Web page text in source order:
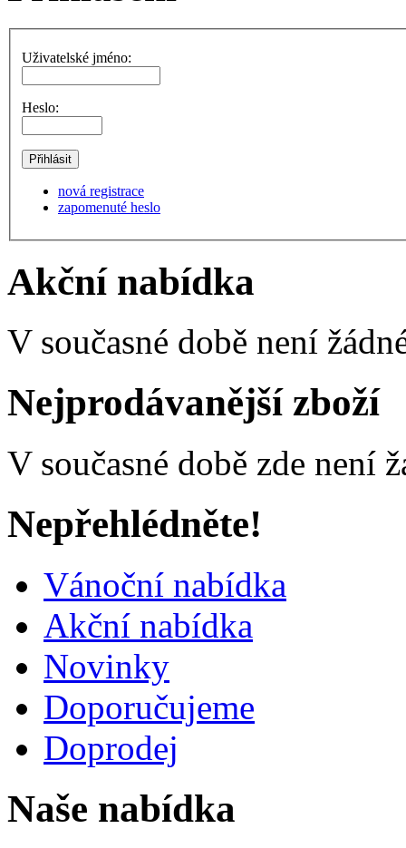
Uživatelské jméno:
Heslo:
nová registrace
zapomenuté heslo
Akční nabídka
V současné době není
Nejprodávanější zboží
V současné době zde není
Nepřehlédněte!
Vánoční nabídka
Akční nabídka
Novinky
Doporučujeme
Doprodej
Naše nabídka